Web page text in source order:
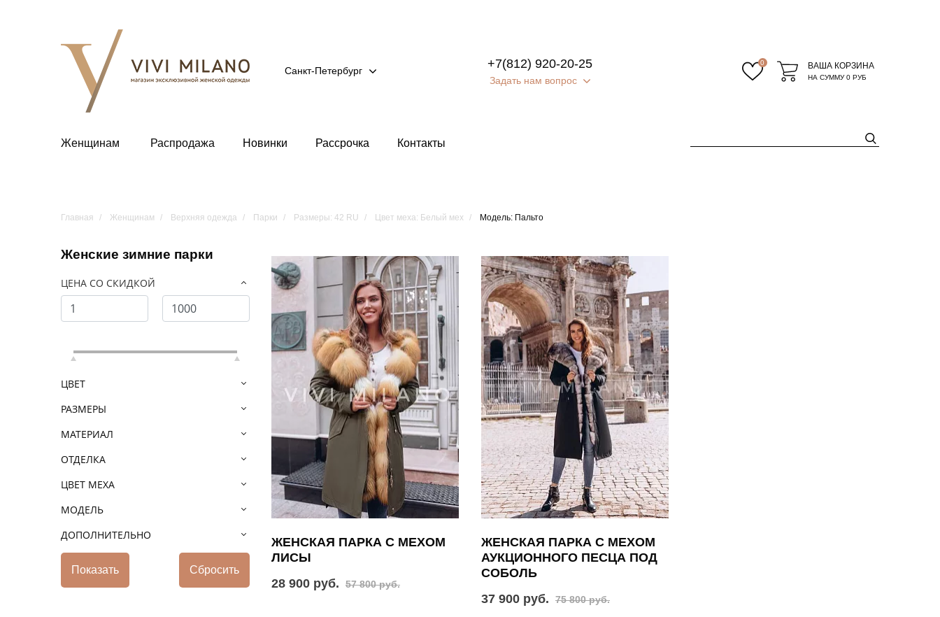
Санкт-Петербург
+7(812) 920-20-25
Задать нам вопрос
0 ВАША КОРЗИНА
НА СУММУ0 РУБ
Женщинам Распродажа Новинки Рассрочка Контакты
Главная Женщинам Верхняя одежда Парки Размеры: 42 RU Цвет меха: Белый мех Модель: Пальто
Женские зимние парки
ЦЕНА СО СКИДКОЙ
ЦВЕТ
РАЗМЕРЫ
МАТЕРИАЛ
ОТДЕЛКА
ЦВЕТ МЕХА
МОДЕЛЬ
ДОПОЛНИТЕЛЬНО
ЖЕНСКАЯ ПАРКА С МЕХОМ
ЛИСЫ
28 900 руб.
57 800 руб.
ЖЕНСКАЯ ПАРКА С МЕХОМ
АУКЦИОННОГО ПЕСЦА ПОД
СОБОЛЬ
37 900 руб.
75 800 руб.